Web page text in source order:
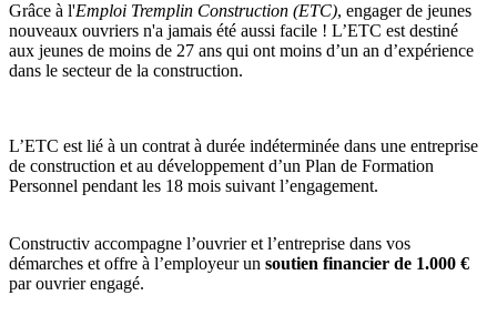
Grâce à l'Emploi Tremplin Construction (ETC), engager de jeunes
nouveaux ouvriers n'a jamais été aussi facile ! L’ETC est destiné
aux jeunes de moins de 27 ans qui ont moins d’un an d’expérience
dans le secteur de la construction.
L’ETC est lié à un contrat à durée indéterminée dans une entreprise
de construction et au développement d’un Plan de Formation
Personnel pendant les 18 mois suivant l’engagement.
Constructiv accompagne l’ouvrier et l’entreprise dans vos
démarches et offre à l’employeur un soutien financier de 1.000 €
par ouvrier engagé.